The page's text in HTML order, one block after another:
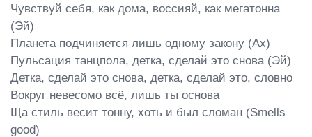
Чувствуй себя, как дома, воссияй, как мегатонна
(Эй)
Планета подчиняется лишь одному закону (Ах)
Пульсация танцпола, детка, сделай это снова (Эй)
Детка, сделай это снова, детка, сделай это, словно
Вокруг невесомо всё, лишь ты основа
Ща стиль весит тонну, хоть и был сломан (Smells
good)